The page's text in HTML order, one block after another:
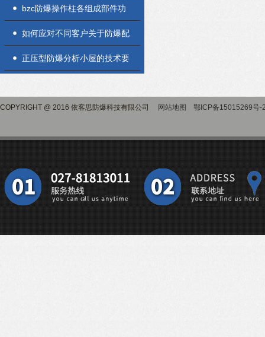
bzc防爆操作柱各组成部件功
能特点的详细介绍
如何应对不同客户关于防爆配
电箱的询价
正压型防爆分析小屋的技术要
COPYRIGHT @ 2016 依客思防爆科技有限公司 网站地图 鄂ICP备15015269号-